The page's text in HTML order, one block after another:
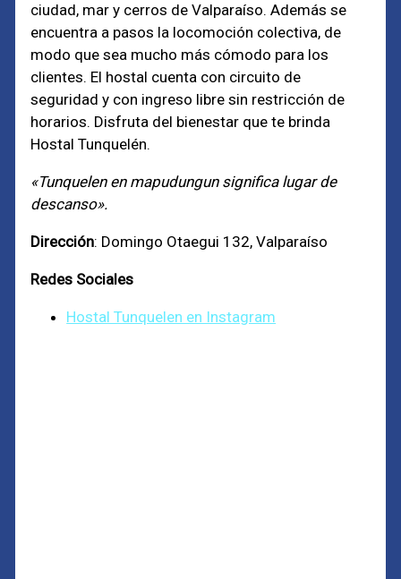
ciudad, mar y cerros de Valparaíso. Además se
encuentra a pasos la locomoción colectiva, de
modo que sea mucho más cómodo para los
clientes. El hostal cuenta con circuito de
seguridad y con ingreso libre sin restricción de
horarios. Disfruta del bienestar que te brinda
Hostal Tunquelén.
«Tunquelen en mapudungun significa lugar de
descanso».
Dirección: Domingo Otaegui 132, Valparaíso
Redes Sociales
Hostal Tunquelen en Instagram